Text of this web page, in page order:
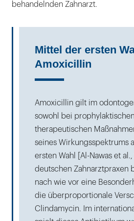
behandelnden Zahnarzt.
Mittel der ersten
Amoxicillin
Amoxicillin gilt im
sowohl bei
therapeutischen
seines Wirkungsspektrums
ersten Wahl [Al-Nawas et
deutschen Zahnarztpraxen
nach wie vor eine
die überproportionale
Clindamycin. Im